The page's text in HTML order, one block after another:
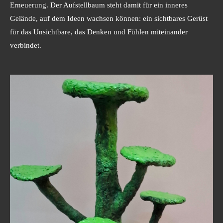
Erneuerung. Der Aufstellbaum steht damit für ein inneres
Gelände, auf dem Ideen wachsen können: ein sichtbares Gerüst
für das Unsichtbare, das Denken und Fühlen miteinander
verbindet.